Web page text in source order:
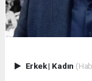
Erkek| Kadın